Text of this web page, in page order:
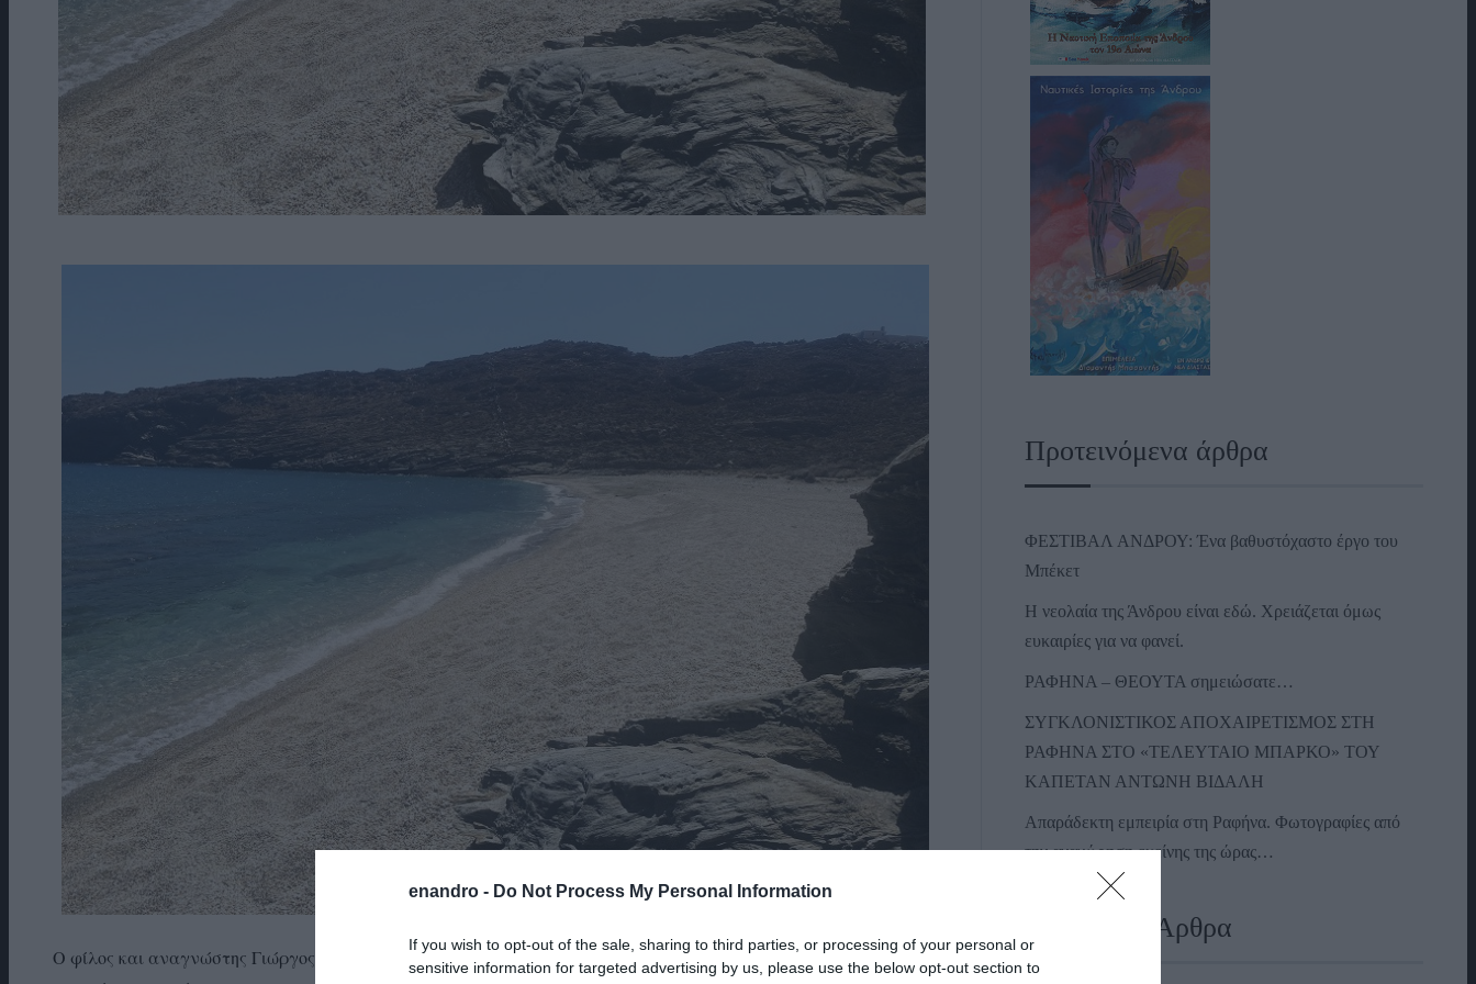
enandro - Do Not Process My Personal Information
If you wish to opt-out of the sale, sharing to third parties, or processing of your personal or
sensitive information for targeted advertising by us, please use the below opt-out section to
Ο φίλος και αναγνώστης Γιώργος, άνθρωπος συμβατικός γενικά και καλοκαιρινός κάτοικος Στενιών ειδικά,
Προτεινόμενα άρθρα
ΦΕΣΤΙΒΑΛ ΑΝΔΡΟΥ: Ένα βαθυστόχαστο έργο του
Μπέκετ
Η νεολαία της Άνδρου είναι εδώ. Χρειάζεται όμως
ευκαιρίες για να φανεί.
ΡΑΦΗΝΑ – ΘΕΟΥΤΑ σημειώσατε…
ΣΥΓΚΛΟΝΙΣΤΙΚΟΣ ΑΠΟΧΑΙΡΕΤΙΣΜΟΣ ΣΤΗ
ΡΑΦΗΝΑ ΣΤΟ «ΤΕΛΕΥΤΑΙΟ ΜΠΑΡΚΟ» ΤΟΥ
ΚΑΠΕΤΑΝ ΑΝΤΩΝΗ ΒΙΔΑΛΗ
Απαράδεκτη εμπειρία στη Ραφήνα. Φωτογραφίες από
την αναχώρηση εκείνης της ώρας…
Πρόσφατα Άρθρα